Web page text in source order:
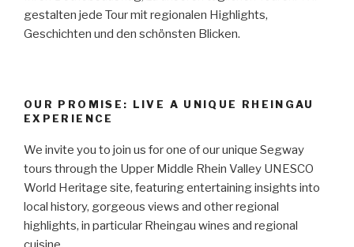
gestalten jede Tour mit regionalen Highlights,
Geschichten und den schönsten Blicken.
OUR PROMISE: LIVE A UNIQUE RHEINGAU
EXPERIENCE
We invite you to join us for one of our unique Segway
tours through the Upper Middle Rhein Valley UNESCO
World Heritage site, featuring entertaining insights into
local history, gorgeous views and other regional
highlights, in particular Rheingau wines and regional